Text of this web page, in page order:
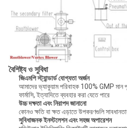
বৈশিষ্ট্য ও সুবিধা
জিএমপি স্ট্যান্ডার্ড যোগ্যতা অর্জন
আমাদের ভ্যাকুয়াম পরিবাহক 100% GMP মান
ফার্মাসি, ইত্যাদিতে ব্যবহার করা যেতে পারে
উচ্চ দক্ষতা এবং নিরাপদ জানানো
কোনও ক্ষতি বা ক্ষত এড়াতে উপকরণগুলি
সুবিধাজনক ইনস্টলেশন এবং সহজ অপারেশন